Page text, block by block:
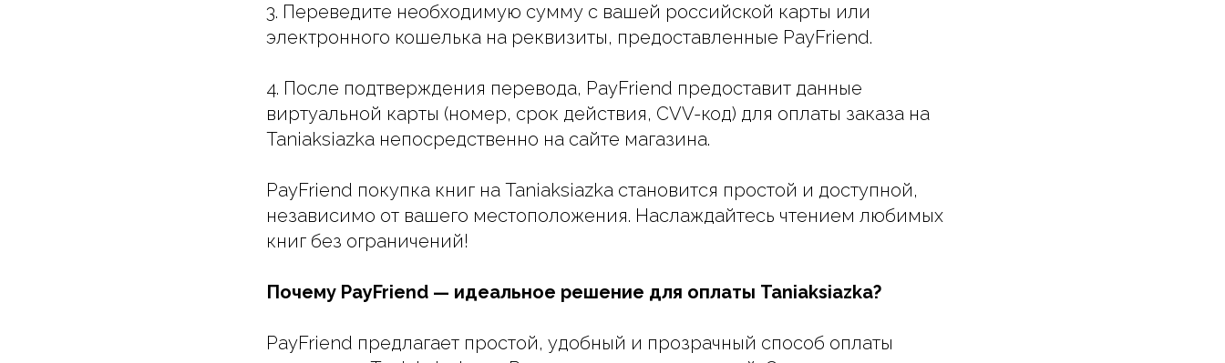
3. Переведите необходимую сумму с вашей российской карты или
электронного кошелька на реквизиты, предоставленные PayFriend.
4. После подтверждения перевода, PayFriend предоставит данные
виртуальной карты (номер, срок действия, CVV-код) для оплаты заказа на
Taniaksiazka непосредственно на сайте магазина.
PayFriend покупка книг на Taniaksiazka становится простой и доступной,
независимо от вашего местоположения. Наслаждайтесь чтением любимых
книг без ограничений!
Почему PayFriend — идеальное решение для оплаты Taniaksiazka?
PayFriend предлагает простой, удобный и прозрачный способ оплаты